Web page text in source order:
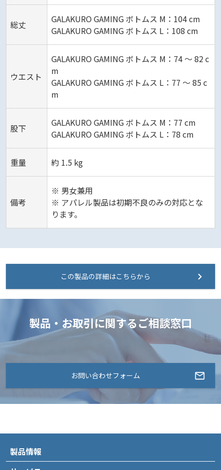
総丈
GALAKURO GAMING ボトムス M：104 cm
GALAKURO GAMING ボトムス L：108 cm
ウエスト
GALAKURO GAMING ボトムス M：74 ～ 82 c
m
GALAKURO GAMING ボトムス L：77 ～ 85 c
m
股下
GALAKURO GAMING ボトムス M：77 cm
GALAKURO GAMING ボトムス L：78 cm
重量 約 1.5 kg
備考
※ 男女兼用
※ アパレル製品は初期不良のみの対応とな
ります。
この製品の詳細はこちらから
製品・お取引に関するご相談窓口
お問い合わせフォーム
製品情報